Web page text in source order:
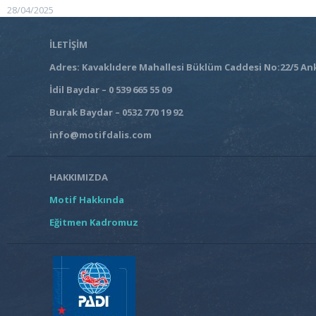
28/04/2025
İLETİŞİM
Adres: Kavaklıdere Mahallesi Büklüm Caddesi No:22/5
İdil Baydar – 0 539 665 55 09
Burak Baydar – 0532 770 19 92
info@motifdalis.com
HAKKIMIZDA
Motif Hakkında
Eğitmen Kadromuz